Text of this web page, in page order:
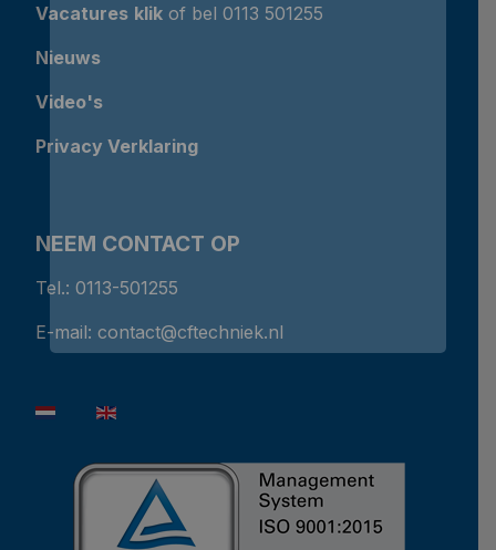
Vacatures klik of bel 0113 501255
Nieuws
Video's
Privacy Verklaring
NEEM CONTACT OP
Tel.: 0113-501255
E-mail: contact@cftechniek.nl
Selecteer de taal